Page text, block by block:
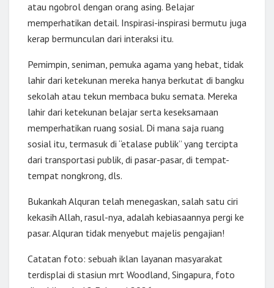
atau ngobrol dengan orang asing. Belajar
memperhatikan detail. Inspirasi-inspirasi bermutu juga
kerap bermunculan dari interaksi itu.
Pemimpin, seniman, pemuka agama yang hebat, tidak
lahir dari ketekunan mereka hanya berkutat di bangku
sekolah atau tekun membaca buku semata. Mereka
lahir dari ketekunan belajar serta keseksamaan
memperhatikan ruang sosial. Di mana saja ruang
sosial itu, termasuk di “etalase publik” yang tercipta
dari transportasi publik, di pasar-pasar, di tempat-
tempat nongkrong, dls.
Bukankah Alquran telah menegaskan, salah satu ciri
kekasih Allah, rasul-nya, adalah kebiasaannya pergi ke
pasar. Alquran tidak menyebut majelis pengajian!
Catatan foto: sebuah iklan layanan masyarakat
terdisplai di stasiun mrt Woodland, Singapura, foto